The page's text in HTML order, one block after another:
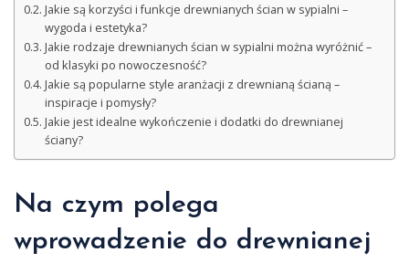
Jakie są korzyści i funkcje drewnianych ścian w sypialni –
wygoda i estetyka?
Jakie rodzaje drewnianych ścian w sypialni można wyróżnić –
od klasyki po nowoczesność?
Jakie są popularne style aranżacji z drewnianą ścianą –
inspiracje i pomysły?
Jakie jest idealne wykończenie i dodatki do drewnianej
ściany?
Na czym polega
wprowadzenie do drewnianej